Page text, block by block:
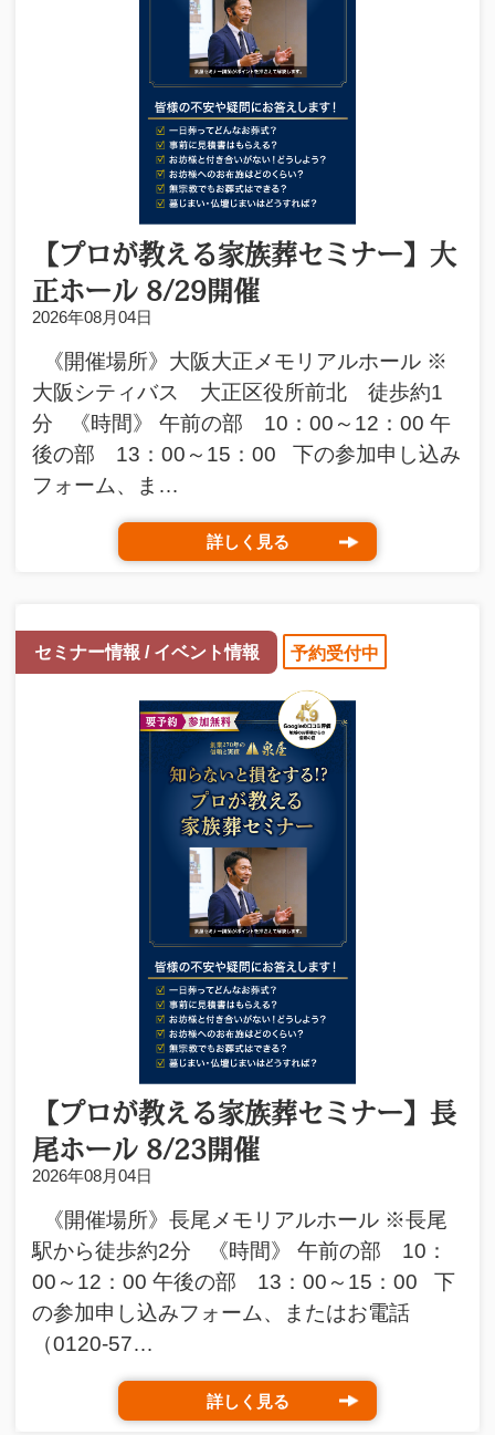
【プロが教える家族葬セミナー】大
正ホール 8/29開催
2026年08月04日
《開催場所》大阪大正メモリアルホール ※
大阪シティバス 大正区役所前北 徒歩約1
分 《時間》 午前の部 10：00～12：00 午
後の部 13：00～15：00 下の参加申し込み
フォーム、ま…
詳しく見る
セミナー情報 / イベント情報 予約受付中
【プロが教える家族葬セミナー】長
尾ホール 8/23開催
2026年08月04日
《開催場所》長尾メモリアルホール ※長尾
駅から徒歩約2分 《時間》 午前の部 10：
00～12：00 午後の部 13：00～15：00 下
の参加申し込みフォーム、またはお電話
（0120-57…
詳しく見る